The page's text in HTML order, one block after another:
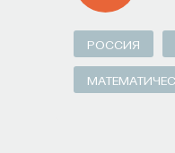
РОССИЯ
НАД